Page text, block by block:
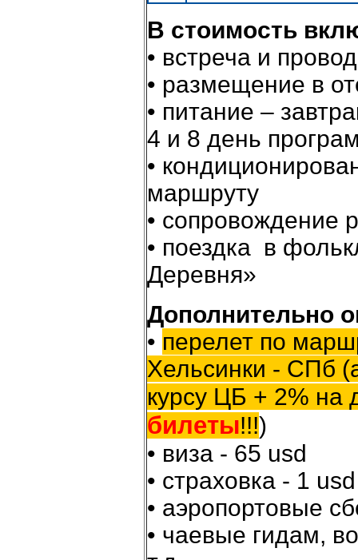
В стоимость
• встреча и
• размещение в
• питание –
4 и 8 день
•
маршруту
• сопровождение
• поездка в
Деревня»
Дополнительно
• перелет по
Хельсинки - СПб
курсу ЦБ + 2% на
билеты!!!)
• виза - 65 usd
• страховка - 1
• аэропортовые
• чаевые гидам,